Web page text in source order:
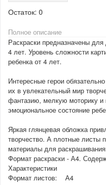
Остаток: 0
Полное описание
Раскраски предназначены
4 лет. Уровень сложности
ребенка от 4 лет.
Интересные герои
их в увлекательный мир
фантазию, мелкую моторику и
эмоциональное состояние
Яркая глянцевая обложка
творчество. А плотные листы
материалы для
Формат раскраски - А4.
Характеристики
Формат листов: А4